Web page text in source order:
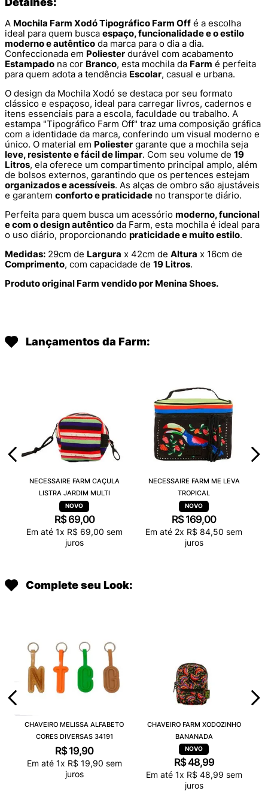
A Mochila Farm Xodó Tipográfico Farm Off é a escolha
ideal para quem busca espaço, funcionalidade e o estilo
moderno e autêntico da marca para o dia a dia.
Confeccionada em Poliester durável com acabamento
Estampado na cor Branco, esta mochila da Farm é perfeita
para quem adota a tendência Escolar, casual e urbana.
O design da Mochila Xodó se destaca por seu formato
clássico e espaçoso, ideal para carregar livros, cadernos e
itens essenciais para a escola, faculdade ou trabalho. A
estampa "Tipográfico Farm Off" traz uma composição gráfica
com a identidade da marca, conferindo um visual moderno e
único. O material em Poliester garante que a mochila seja
leve, resistente e fácil de limpar. Com seu volume de 19
Litros, ela oferece um compartimento principal amplo, além
de bolsos externos, garantindo que os pertences estejam
organizados e acessíveis. As alças de ombro são ajustáveis
e garantem conforto e praticidade no transporte diário.
Perfeita para quem busca um acessório moderno, funcional
e com o design autêntico da Farm, esta mochila é ideal para
o uso diário, proporcionando praticidade e muito estilo.
Medidas: 29cm de Largura x 42cm de Altura x 16cm de
Comprimento, com capacidade de 19 Litros.
Produto original Farm vendido por Menina Shoes.
Lançamentos da Farm:
NECESSAIRE FARM CAÇULA
LISTRA JARDIM MULTI
R$ 69,00
Em até 1x R$ 69,00 sem
juros
NECESSAIRE FARM ME LEVA
TROPICAL
R$ 169,00
Em até 2x R$ 84,50 sem
juros
Complete seu Look:
CHAVEIRO MELISSA ALFABETO
CORES DIVERSAS 34191
R$ 19,90
Em até 1x R$ 19,90 sem
juros
CHAVEIRO FARM XODOZINHO
BANANADA
R$48,99
Em até 1x R$ 48,99 sem
juros